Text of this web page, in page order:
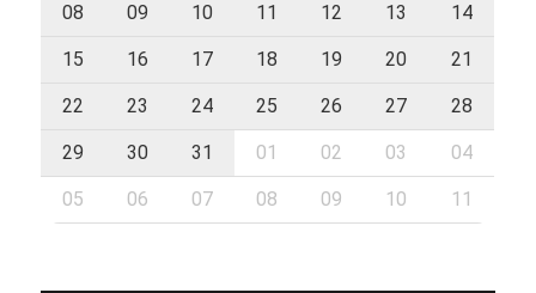
08 09 10 11 12 13 14
15 16 17 18 19 20 21
22 23 24 25 26 27 28
29 30 31 01 02 03 04
05 06 07 08 09 10 11